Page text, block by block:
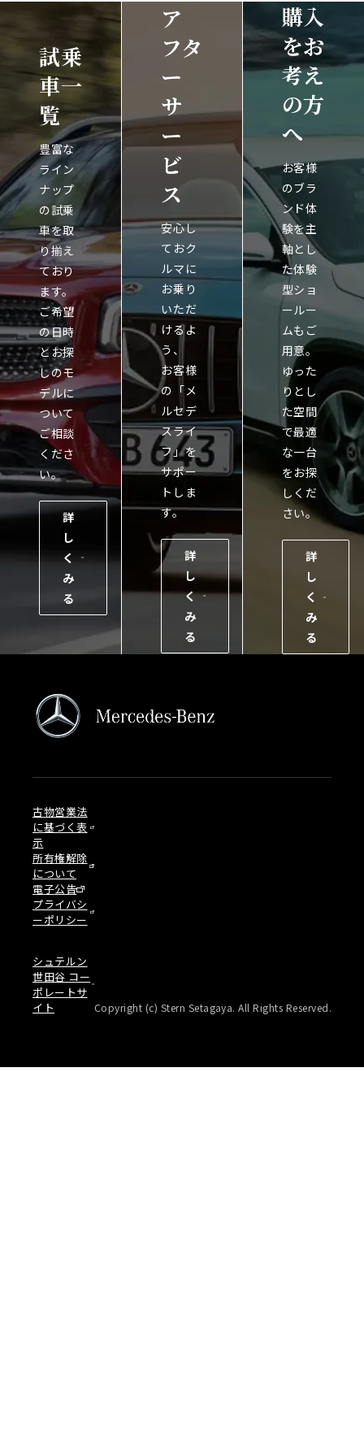
試乗
車一
覧
豊富な
ライン
ナップ
の試乗
車を取
り揃え
ており
ます。
ご希望
の日時
とお探
しのモ
デルに
ついて
ご相談
くださ
い。
詳
し
く
み
る
ア
フタ
ー
サ
ー
ビ
ス
安心し
ておク
ルマに
お乗り
いただ
けるよ
う、
お客様
の「メ
ルセデ
スライ
フ」を
サポー
トしま
す。
詳
し
く
み
る
購入
をお
考え
の方
へ
お客様
のブラ
ンド体
験を主
軸とし
た体験
型ショ
ールー
ムもご
用意。
ゆった
りとし
た空間
で最適
な一台
をお探
しくだ
さい。
詳
し
く
み
る
古物営業法
に基づく表
示
所有権解除
について
電子公告
プライバシ
ーポリシー
シュテルン
世田谷 コー
ポレートサ
イト
Copyright (c) Stern Setagaya. All Rights Reserved.